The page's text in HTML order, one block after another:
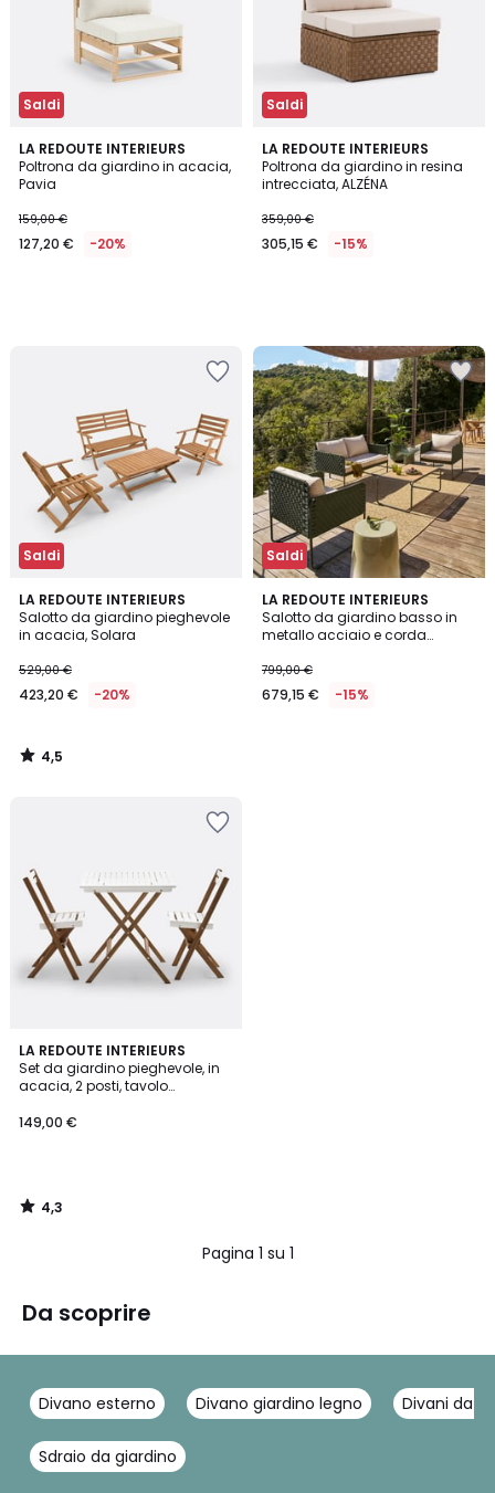
Saldi
LA REDOUTE INTERIEURS
Poltrona da giardino in acacia,
Pavia
159,00 €
127,20 € -20%
Saldi
LA REDOUTE INTERIEURS
Poltrona da giardino in resina
intrecciata, ALZÉNA
359,00 €
305,15 € -15%
Saldi
LA REDOUTE INTERIEURS
Salotto da giardino pieghevole
in acacia, Solara
529,00 €
423,20 € -20%
4,5
/ 5
4,5
/
Saldi
LA REDOUTE INTERIEURS
Salotto da giardino basso in
metallo acciaio e corda
799,00 €
679,15 € -15%
LA REDOUTE INTERIEURS
Set da giardino pieghevole, in
acacia, 2 posti, tavolo
149,00 €
4,3
/ 5
4,3
/
Pagina 1 su 1
Da scoprire
Divano esterno Divano giardino legno Divani da
Sdraio da giardino